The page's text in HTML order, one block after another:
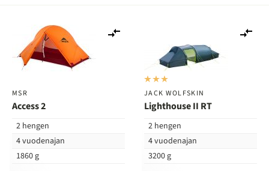
MSR
Access 2
2 hengen
4 vuodenajan
1860 g
JACK WOLFSKIN
Lighthouse II RT
2 hengen
4 vuodenajan
3200 g